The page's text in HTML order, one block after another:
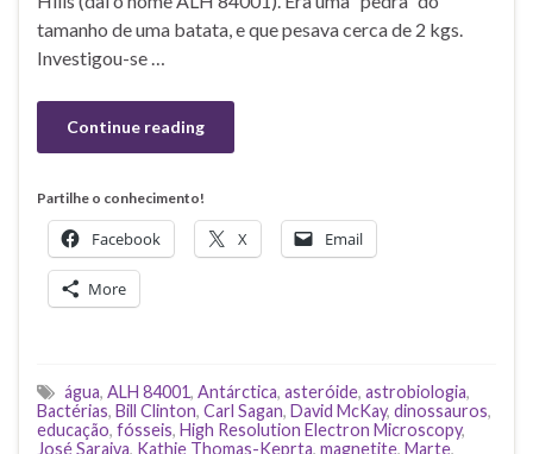
tamanho de uma batata, e que pesava cerca de 2 kgs.
Investigou-se …
Continue reading
Partilhe o conhecimento!
Facebook X Email
More
água, ALH 84001, Antárctica, asteróide, astrobiologia,
Bactérias, Bill Clinton, Carl Sagan, David McKay, dinossauros,
educação, fósseis, High Resolution Electron Microscopy,
José Saraiva, Kathie Thomas-Keprta, magnetite, Marte,